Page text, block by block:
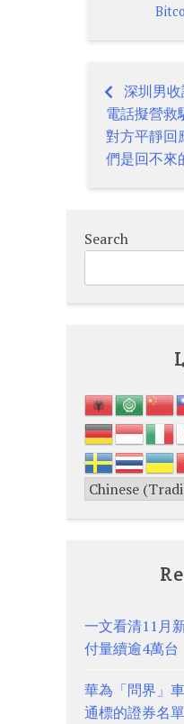
Post
深圳男
電話擬營救
對方平靜回
們是回不來
Search
一文看清11月
付量續逾4萬
華為「問界」
通標的證券名單